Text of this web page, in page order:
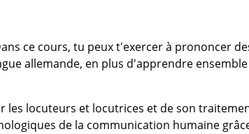
ce cours, tu peux t'exercer à prononcer
allemande, en plus d'apprendre
les locuteurs et locutrices et de son
de la communication humaine